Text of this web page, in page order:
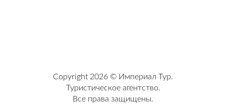
Copyright 2026 © Империал Тур.
Туристическое агентство.
Все права защищены.